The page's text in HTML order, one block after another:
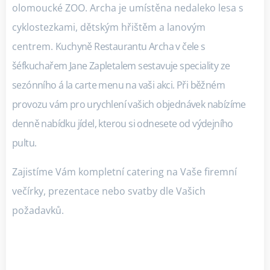
olomoucké ZOO. Archa je umístěna nedaleko lesa s
cyklostezkami, dětským hřištěm a lanovým
centrem. Kuchyně Restaurantu Archa v čele s
šéfkuchařem Jane Zapletalem sestavuje speciality ze
sezónního á la carte menu na vaši akci. Při běžném
provozu vám pro urychlení vašich objednávek nabízíme
denně nabídku jídel, kterou si odnesete od výdejního
pultu.
Zajistíme Vám kompletní catering na Vaše firemní
večírky, prezentace nebo svatby dle Vašich
požadavků.